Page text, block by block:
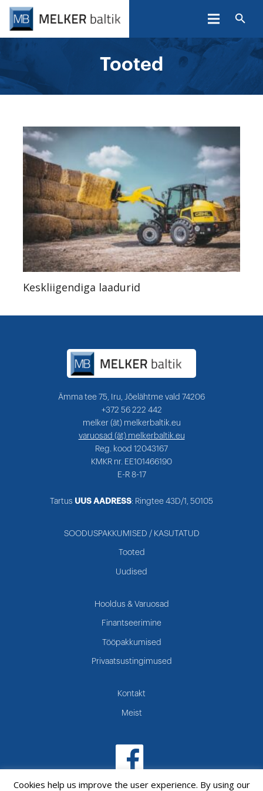
Tooted
Keskliigendiga laadurid
Ämma tee 75, Iru, Jõelähtme vald 74206
+372 56 222 442
melker (ät) melkerbaltik.eu
varuosad (ät) melkerbaltik.eu
Reg. kood 12043167
KMKR nr. EE101466190
E-R 8-17
Tartus UUS AADRESS: Ringtee 43D/1, 50105
SOODUSPAKKUMISED / KASUTATUD
Tooted
Uudised
Hooldus & Varuosad
Finantseerimine
Tööpakkumised
Privaatsustingimused
Kontakt
Meist
Cookies help us improve the user experience. By using our